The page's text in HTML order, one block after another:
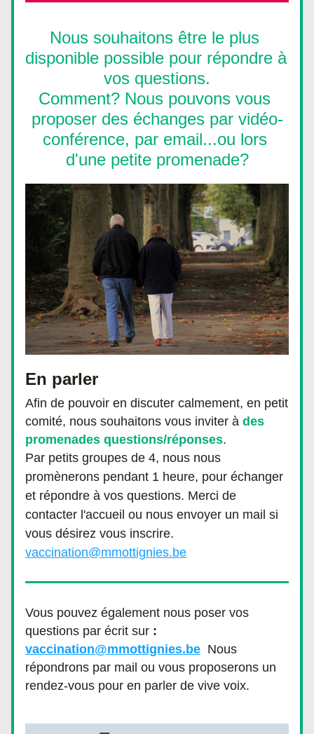
Nous souhaitons être le plus
disponible possible pour répondre à
vos questions.
Comment? Nous pouvons vous
proposer des échanges par vidéo-
conférence, par email...ou lors
d'une petite promenade?
En parler
Afin de pouvoir en discuter calmement, en petit
comité, nous souhaitons vous inviter à des
promenades questions/réponses.
Par petits groupes de 4, nous nous
promènerons pendant 1 heure, pour échanger
et répondre à vos questions. Merci de
contacter l'accueil ou nous envoyer un mail si
vous désirez vous inscrire.
vaccination@mmottignies.be
Vous pouvez également nous poser vos
questions par écrit sur
vaccination@mmottignies.be Nous
répondrons par mail ou vous proposerons un
rendez-vous pour en parler de vive voix.